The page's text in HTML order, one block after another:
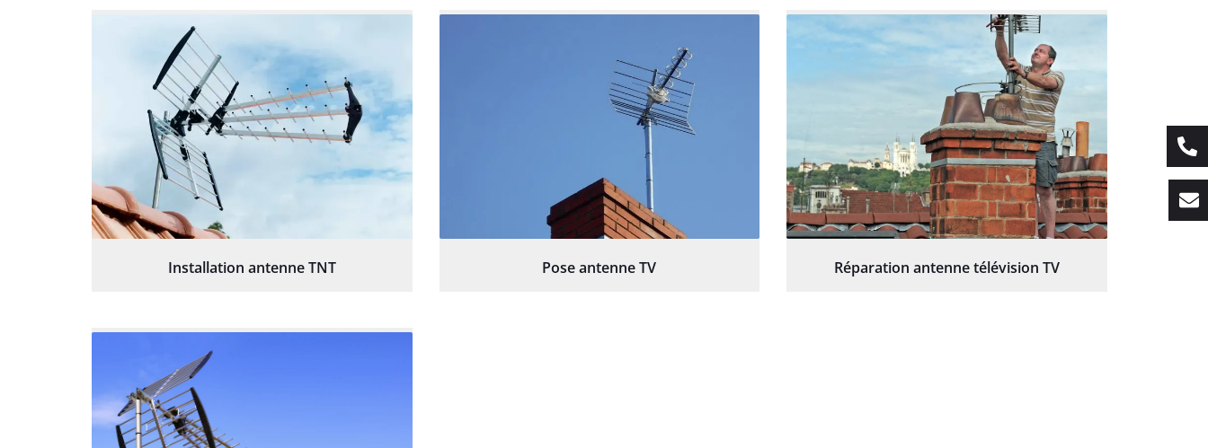
Installation antenne TNT Pose antenne TV Réparation antenne télévision TV